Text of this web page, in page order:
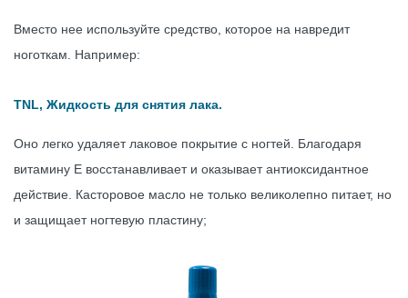
Вместо нее используйте средство, которое на навредит
ноготкам. Например:
TNL, Жидкость для снятия лака.
Оно легко удаляет лаковое покрытие с ногтей. Благодаря
витамину Е восстанавливает и оказывает антиоксидантное
действие. Касторовое масло не только великолепно питает, но
и защищает ногтевую пластину;